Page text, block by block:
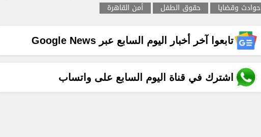
حوادث وقضايا
حقوق الطفل أمن القاهرة
تابعوا آخر أخبار اليوم السابع عبر Google News
اشترك في قناة اليوم السابع على واتساب